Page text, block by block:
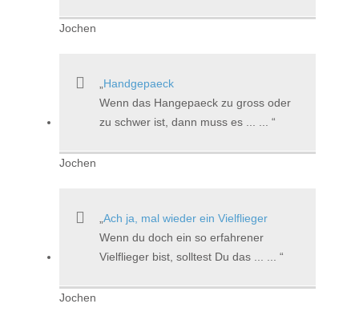
Jochen
Handgepaeck
Wenn das Hangepaeck zu gross oder
zu schwer ist, dann muss es ... ...
Jochen
Ach ja, mal wieder ein Vielflieger
Wenn du doch ein so erfahrener
Vielflieger bist, solltest Du das ... ...
Jochen